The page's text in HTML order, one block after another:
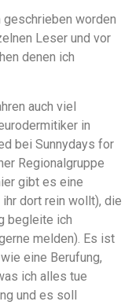
geschrieben worden
Leser und vor
denen ich
auch viel
in
bei Sunnydays for
Regionalgruppe
gibt es eine
dort rein wollt), die
begleite ich
melden). Es ist
eine Berufung,
ich alles tue
und es soll